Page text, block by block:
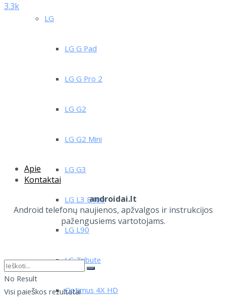
LG
LG G Pad
LG G Pro 2
LG G2
LG G2 Mini
LG G3
LG L3 E400
LG L90
LG Tribute
Optimus 4X HD
3.3k
Apie
Kontaktai
androidai.lt
Android telefonų naujienos, apžvalgos ir instrukcijos
pažengusiems vartotojams.
No Result
Visi paieškos rezultatai